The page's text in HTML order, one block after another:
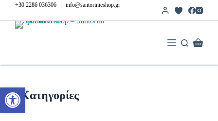
Μετάβαση
περιεχόμενο
+30 2286 036306 |info@santorinieshop.gr
Καλάθι
Κατηγορίες
Ανοίξτε τη γραμμή εργαλείων